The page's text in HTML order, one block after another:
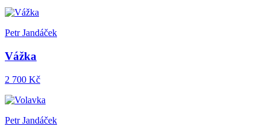
Petr Jandáček
Vážka
2 700 Kč
Petr Jandáček